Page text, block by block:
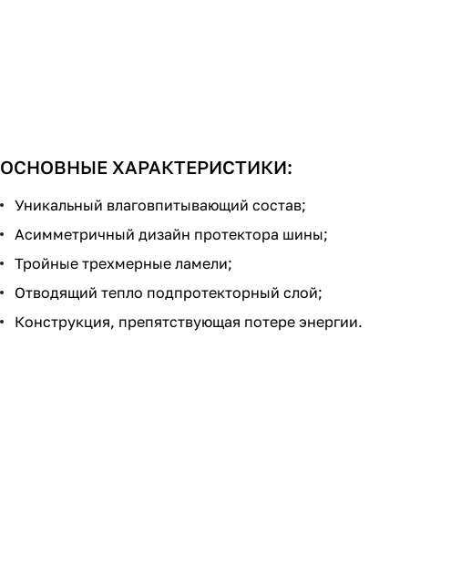
ОСНОВНЫЕ ХАРАКТЕРИСТИКИ:
Уникальный влаговпитывающий состав;
Асимметричный дизайн протектора шины;
Тройные трехмерные ламели;
Отводящий тепло подпротекторный слой;
Конструкция, препятствующая потере энергии.